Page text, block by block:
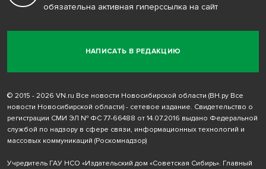
НАПИСАТЬ В РЕДАКЦИЮ
обязательна активная гиперссылка на сайт
© 2015 - 2026 VN.ru Все новости Новосибирской области (ВН.ру Все
новости Новосибирской области) - сетевое издание. Свидетельство о
регистрации СМИ ЭЛ № ФС 77-66488 от 14.07.2016 выдано Федеральной
службой по надзору в сфере связи, информационных технологий и
массовых коммуникаций (Роскомнадзор)
Учредитель ГАУ НСО «Издательский дом «Советская Сибирь». Главный